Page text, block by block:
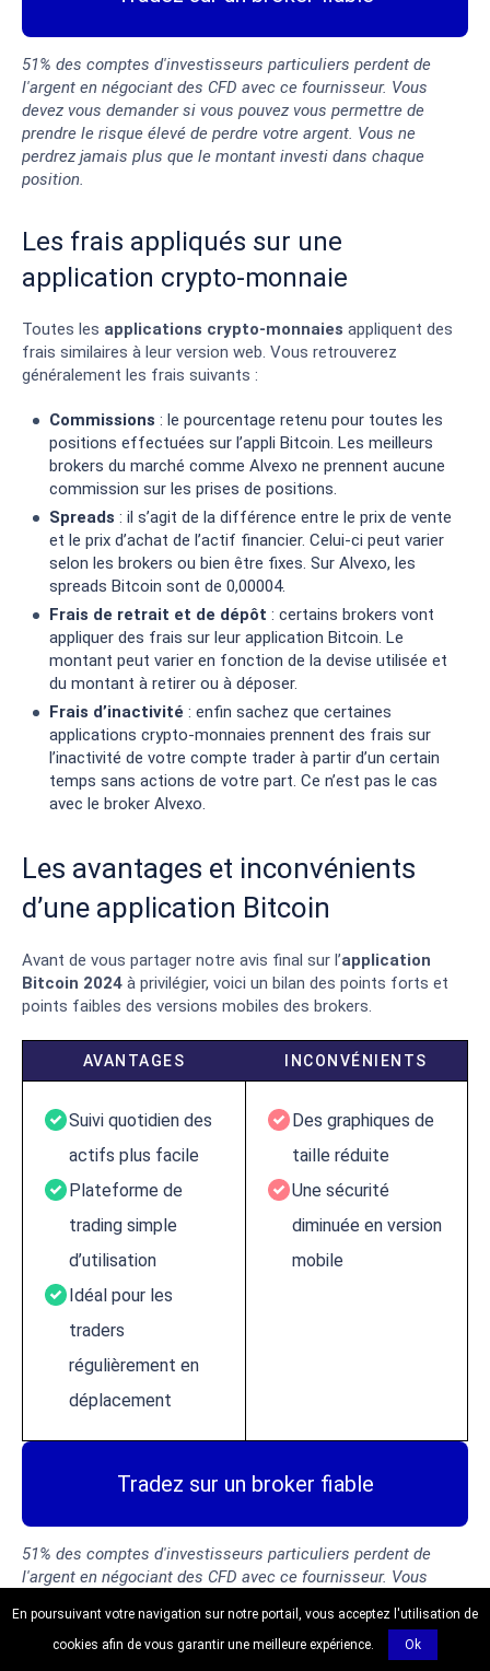
51% des comptes d'investisseurs particuliers perdent de
l'argent en négociant des CFD avec ce fournisseur. Vous
devez vous demander si vous pouvez vous permettre de
prendre le risque élevé de perdre votre argent. Vous ne
perdrez jamais plus que le montant investi dans chaque
position.
Les frais appliqués sur une
application crypto-monnaie
Toutes les applications crypto-monnaies appliquent des
frais similaires à leur version web. Vous retrouverez
généralement les frais suivants :
Commissions : le pourcentage retenu pour toutes les
positions effectuées sur l’appli Bitcoin. Les meilleurs
brokers du marché comme Alvexo ne prennent aucune
commission sur les prises de positions.
Spreads : il s’agit de la différence entre le prix de vente
et le prix d’achat de l’actif financier. Celui-ci peut varier
selon les brokers ou bien être fixes. Sur Alvexo, les
spreads Bitcoin sont de 0,00004.
Frais de retrait et de dépôt : certains brokers vont
appliquer des frais sur leur application Bitcoin. Le
montant peut varier en fonction de la devise utilisée et
du montant à retirer ou à déposer.
Frais d’inactivité : enfin sachez que certaines
applications crypto-monnaies prennent des frais sur
l’inactivité de votre compte trader à partir d’un certain
temps sans actions de votre part. Ce n’est pas le cas
avec le broker Alvexo.
Les avantages et inconvénients
d’une application Bitcoin
Avant de vous partager notre avis final sur l’application
Bitcoin 2024 à privilégier, voici un bilan des points forts et
points faibles des versions mobiles des brokers.
AVANTAGES INCONVÉNIENTS
Suivi quotidien des
actifs plus facile
Plateforme de
trading simple
d’utilisation
Idéal pour les
traders
régulièrement en
déplacement
Des graphiques de
taille réduite
Une sécurité
diminuée en version
mobile
Tradez sur un broker fiable
51% des comptes d'investisseurs particuliers perdent de
l'argent en négociant des CFD avec ce fournisseur. Vous
prendre le risque élevé de perdre votre argent. Vous ne
perdrez jamais plus que le montant investi dans chaque
En poursuivant votre navigation sur notre portail, vous acceptez l'utilisation de
cookies afin de vous garantir une meilleure expérience.
Ok